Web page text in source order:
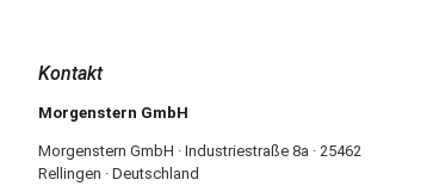
Kontakt
Morgenstern GmbH
Morgenstern GmbH · Industriestraße 8a · 25462
Rellingen · Deutschland